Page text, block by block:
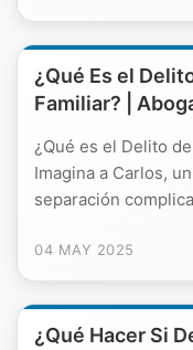
¿Qué Es el
Familiar? |
¿Qué es el Delito
Imagina a Carlos,
separación
04 MAY 2025
¿Qué Hacer Si